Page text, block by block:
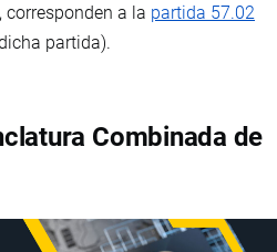
a la partida 57.02
partida).
Combinada de